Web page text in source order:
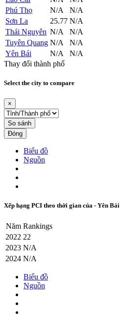
Phú Thọ
N/A
N/A
Sơn La
25.77 N/A
Thái Nguyên N/A
N/A
Tuyên Quang N/A
N/A
Yên Bái
N/A
N/A
Thay đổi thành phố
Select the city to compare
×
So sánh
Đóng
Biểu đồ
Nguồn
Xếp hạng PCI theo thời gian của - Yên Bái
Năm Rankings
2022 22
2023 N/A
2024 N/A
Biểu đồ
Nguồn